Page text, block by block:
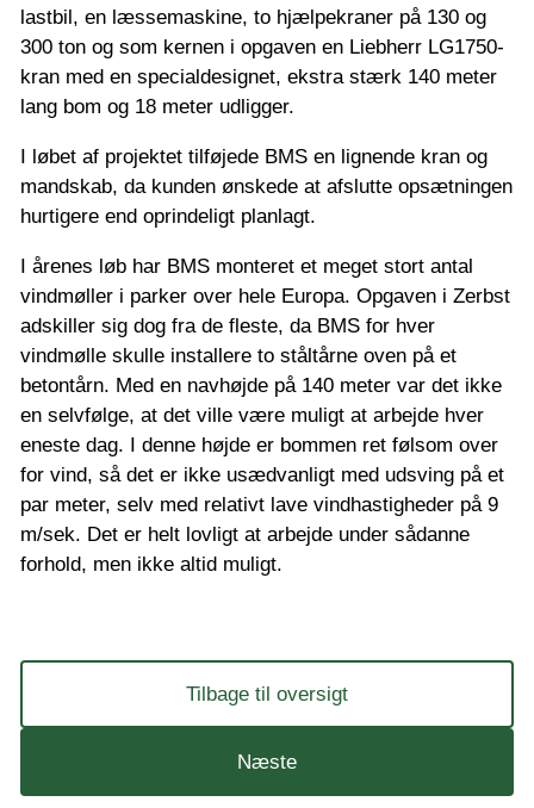
lastbil, en læssemaskine, to hjælpekraner på 130 og
300 ton og som kernen i opgaven en Liebherr LG1750-
kran med en specialdesignet, ekstra stærk 140 meter
lang bom og 18 meter udligger.
I løbet af projektet tilføjede BMS en lignende kran og
mandskab, da kunden ønskede at afslutte opsætningen
hurtigere end oprindeligt planlagt.
I årenes løb har BMS monteret et meget stort antal
vindmøller i parker over hele Europa. Opgaven i Zerbst
adskiller sig dog fra de fleste, da BMS for hver
vindmølle skulle installere to ståltårne oven på et
betontårn. Med en navhøjde på 140 meter var det ikke
en selvfølge, at det ville være muligt at arbejde hver
eneste dag. I denne højde er bommen ret følsom over
for vind, så det er ikke usædvanligt med udsving på et
par meter, selv med relativt lave vindhastigheder på 9
m/sek. Det er helt lovligt at arbejde under sådanne
forhold, men ikke altid muligt.
Tilbage til oversigt
Næste